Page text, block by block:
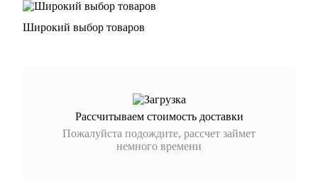
Широкий выбор товаров
Рассчитываем стоимость доставки
Пожалуйста подождите, рассчет займет
немного времени